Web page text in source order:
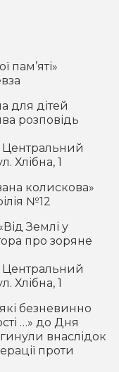
пам’яті»
для дітей
розповідь
Центральний
Хлібна, 1
колискова»
№12
Землі у
про зоряне
Центральний
Хлібна, 1
безневинно
…» до Дня
внаслідок
проти